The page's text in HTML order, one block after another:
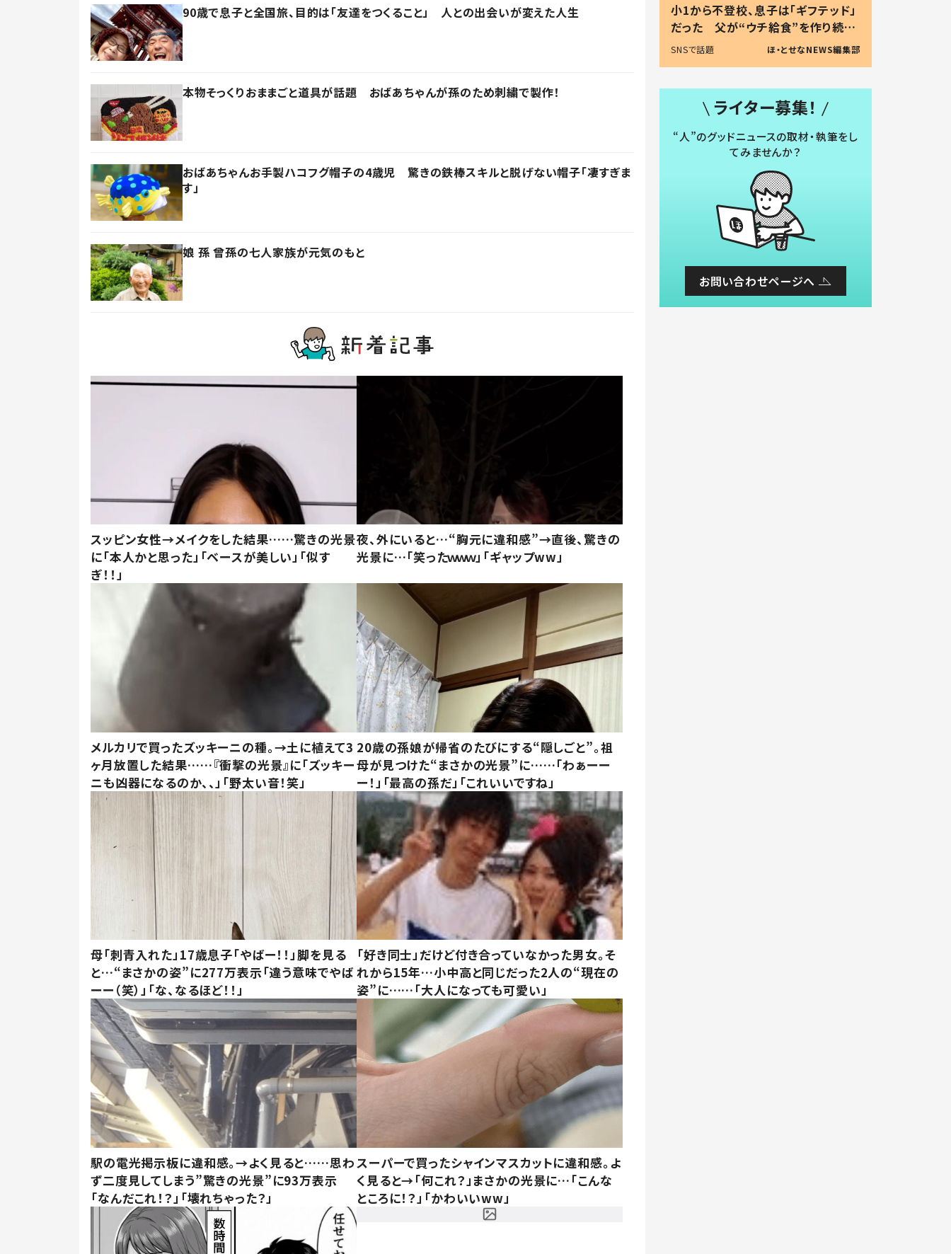
90歳で息子と全国旅、目的は「友達をつくること」 人との出会いが変えた人生
本物そっくりおままごと道具が話題 おばあちゃんが孫のため刺繍で製作！
おばあちゃんお手製ハコフグ帽子の4歳児 驚きの鉄棒スキルと脱げない帽子「凄すぎま
す」
娘 孫 曾孫の七人家族が元気のもと
スッピン女性→メイクをした結果……驚きの光景
に「本人かと思った」「ベースが美しい」「似す
ぎ！！」
夜、外にいると…“胸元に違和感”→直後、驚きの
光景に…「笑ったｗｗｗ」「ギャップww」
メルカリで買ったズッキーニの種。→土に植えて3
ヶ月放置した結果……『衝撃の光景』に「ズッキー
ニも凶器になるのか、、」「野太い音！笑」
20歳の孫娘が帰省のたびにする“隠しごと”。祖
母が見つけた“まさかの光景”に……「わぁーー
ー！」「最高の孫だ」「これいいですね」
母「刺青入れた」17歳息子「やばー！！」脚を見る
と…“まさかの姿”に277万表示「違う意味でやば
ーー（笑）」「な、なるほど！！」
「好き同士」だけど付き合っていなかった男女。そ
れから15年…小中高と同じだった2人の“現在の
姿”に……「大人になっても可愛い」
駅の電光掲示板に違和感。→よく見ると……思わ
ず二度見してしまう”驚きの光景”に93万表示
「なんだこれ！？」「壊れちゃった？」
スーパーで買ったシャインマスカットに違和感。よ
く見ると→「何これ？」まさかの光景に…「こんな
ところに！？」「かわいいww」
小1から不登校、息子は「ギフテッド」
だった 父が“ウチ給食”を作り続け
る理由とは #令和の親 #令和の子
SNSで話題 ほ・とせなNEWS編集部
ライター募集！
“人”のグッドニュースの取材・執筆をし
てみませんか？
お問い合わせページへ